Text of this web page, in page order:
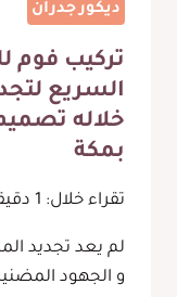
ديكور جدران
تركيب فوم
السريع
خلاله
بمكة
تقراء خلال:
لم يعد تجديد
و الجهود